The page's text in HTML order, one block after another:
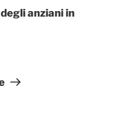
anziani in